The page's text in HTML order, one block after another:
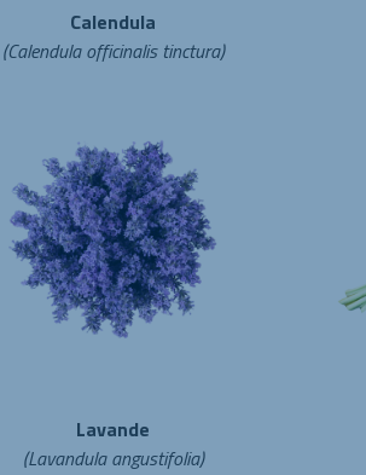
Calendula
(Calendula officinalis tinctura)
Lavande
(Lavandula angustifolia)